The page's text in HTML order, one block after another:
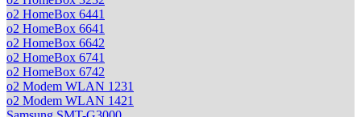
o2 HomeBox 6441
o2 HomeBox 6641
o2 HomeBox 6642
o2 HomeBox 6741
o2 HomeBox 6742
o2 Modem WLAN 1231
o2 Modem WLAN 1421